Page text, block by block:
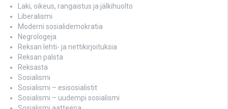
Laki, oikeus, rangaistus ja jälkihuolto
Liberalismi
Moderni sosialidemokratia
Negrologeja
Reksan lehti- ja nettikirjoituksia
Reksan palsta
Reksasta
Sosialismi
Sosialismi – esisosialistit
Sosialismi – uudempi sosialismi